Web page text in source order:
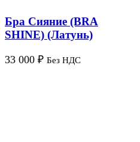
Бра Сияние (BRA
SHINE) (Латунь)
33 000 ₽ Без НДС